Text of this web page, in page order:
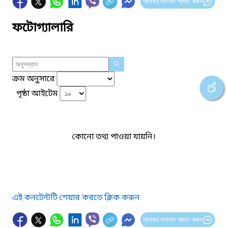
ফটোগ্যালারি
ক্রম অনুসারে
পৃষ্ঠা আইটেম
কোনো তথ্য পাওয়া যায়নি।
এই কনটেন্টটি শেয়ার করতে ক্লিক করুন
আপনার মতামত প্রদান করুন